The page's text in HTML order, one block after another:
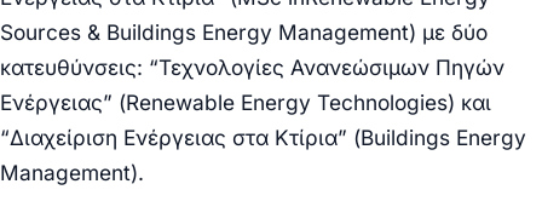
Sources & Buildings Energy Management) με δύο
κατευθύνσεις: “Τεχνολογίες Ανανεώσιμων Πηγών
Ενέργειας” (Renewable Energy Technologies) και
“Διαχείριση Ενέργειας στα Κτίρια” (Buildings Energy
Management).